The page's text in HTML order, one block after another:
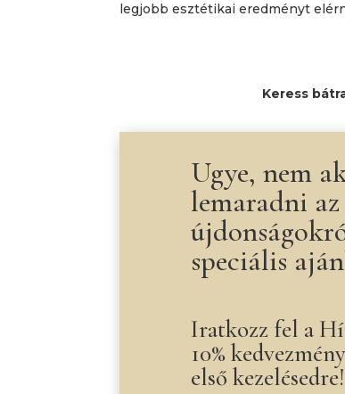
legjobb esztétikai eredményt
Keress
Ugye, nem
lemaradni az
speciális
Iratkozz fel a
10%
első kezelésedre!